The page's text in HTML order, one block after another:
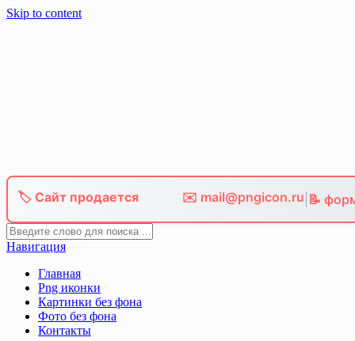
Skip to content
🏷️ Сайт продается ✉️ mail@pngicon.ru 📝
Навигация
Главная
Png иконки
Картинки без фона
Фото без фона
Контакты